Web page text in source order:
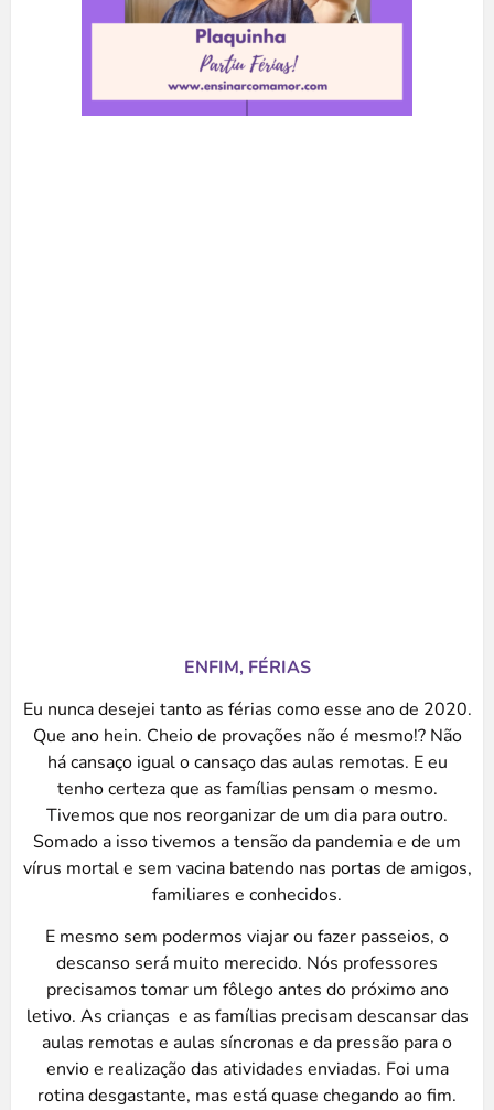
ENFIM, FÉRIAS
Eu nunca desejei tanto as férias como esse ano de 2020.
Que ano hein. Cheio de provações não é mesmo!? Não
há cansaço igual o cansaço das aulas remotas. E eu
tenho certeza que as famílias pensam o mesmo.
Tivemos que nos reorganizar de um dia para outro.
Somado a isso tivemos a tensão da pandemia e de um
vírus mortal e sem vacina batendo nas portas de amigos,
familiares e conhecidos.
E mesmo sem podermos viajar ou fazer passeios, o
descanso será muito merecido. Nós professores
precisamos tomar um fôlego antes do próximo ano
letivo. As crianças e as famílias precisam descansar das
aulas remotas e aulas síncronas e da pressão para o
envio e realização das atividades enviadas. Foi uma
rotina desgastante, mas está quase chegando ao fim.